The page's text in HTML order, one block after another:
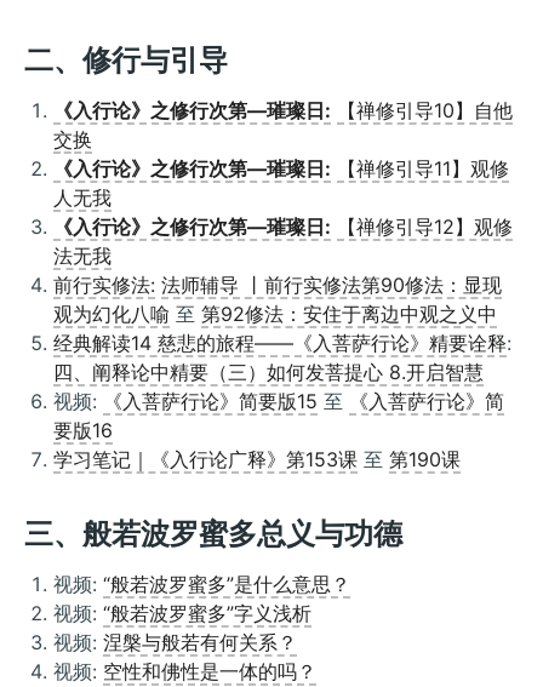
二、修行与引导
《入行论》之修行次第—璀璨日:
【禅修引导10】自他
交换
《入行论》之修行次第—璀璨日:
【禅修引导11】观修
人无我
《入行论》之修行次第—璀璨日:
【禅修引导12】观修
法无我
前行实修法: 法师辅导 丨前行实修法第90修法：显现
观为幻化八喻 至 第92修法：安住于离边中观之义中
经典解读14 慈悲的旅程——《入菩萨行论》精要诠释:
四、阐释论中精要（三）如何发菩提心 8.开启智慧
视频:
《入菩萨行论》简要版15 至
《入菩萨行论》简
要版16
学习笔记｜《入行论广释》第153课 至 第190课
三、般若波罗蜜多总义与功德
视频: “般若波罗蜜多”是什么意思？
视频: “般若波罗蜜多”字义浅析
视频: 涅槃与般若有何关系？
视频: 空性和佛性是一体的吗？